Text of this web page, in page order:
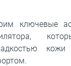
ключевые